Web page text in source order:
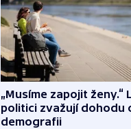
„Musíme zapojit ženy.“
politici zvažují dohodu
demografii